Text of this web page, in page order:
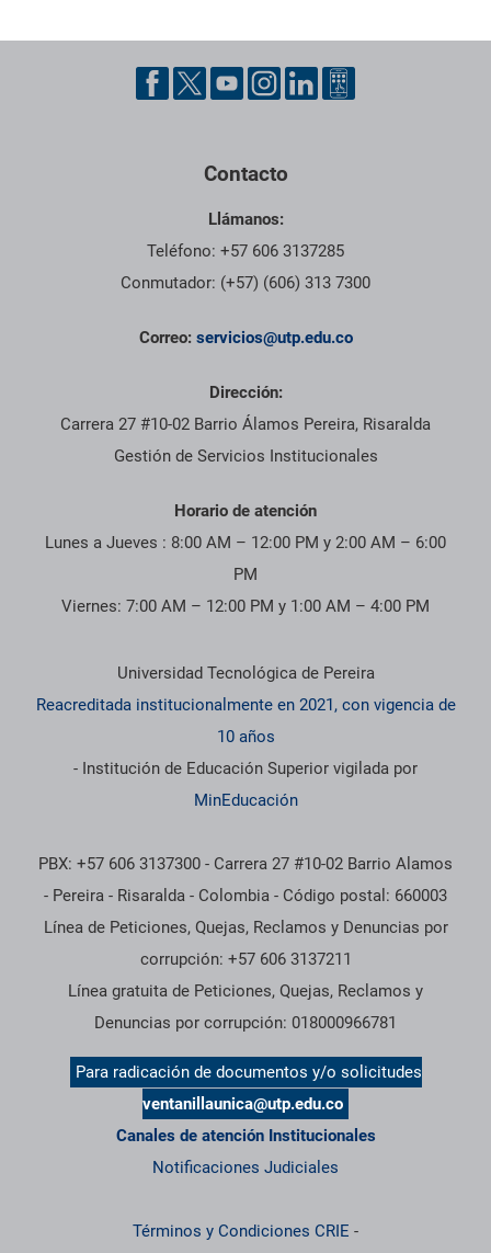
Pie de página con información de contacto, redes sociales y
Contacto
Llámanos:
Teléfono: +57 606 3137285
Conmutador: (+57) (606) 313 7300
Correo: servicios@utp.edu.co
Dirección:
Carrera 27 #10-02 Barrio Álamos Pereira, Risaralda
Gestión de Servicios Institucionales
Horario de atención
Lunes a Jueves : 8:00 AM – 12:00 PM y 2:00 AM – 6:00
PM
Viernes: 7:00 AM – 12:00 PM y 1:00 AM – 4:00 PM
Información institucional
Universidad Tecnológica de Pereira
Reacreditada institucionalmente en 2021, con vigencia de
10 años
- Institución de Educación Superior vigilada por
MinEducación
PBX: +57 606 3137300 - Carrera 27 #10-02 Barrio Alamos
- Pereira - Risaralda - Colombia - Código postal: 660003
Línea de Peticiones, Quejas, Reclamos y Denuncias por
corrupción: +57 606 3137211
Línea gratuita de Peticiones, Quejas, Reclamos y
Denuncias por corrupción: 018000966781
Para radicación de documentos y/o solicitudes
ventanillaunica@utp.edu.co
Canales de atención Institucionales
Notificaciones Judiciales
Términos y Condiciones CRIE -